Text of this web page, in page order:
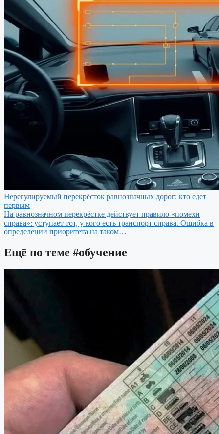
Нерегулируемый перекрёсток равнозначных дорог: кто едет
первым
На равнозначном перекрёстке действует правило «помехи
справа»: уступает тот, у кого есть транспорт справа. Ошибка в
определении приоритета на таком…
Ещё по теме #обучение